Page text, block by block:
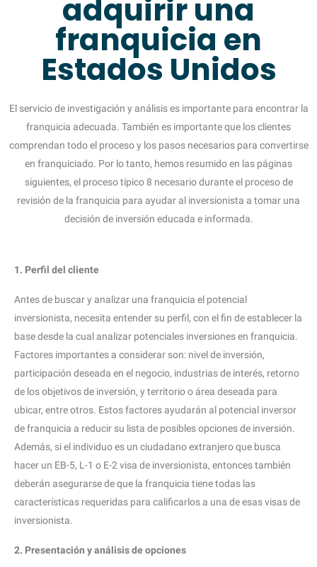
adquirir una
franquicia en
Estados Unidos
El servicio de investigación y análisis es importante para encontrar la
franquicia adecuada. También es importante que los clientes
comprendan todo el proceso y los pasos necesarios para convertirse
en franquiciado. Por lo tanto, hemos resumido en las páginas
siguientes, el proceso típico 8 necesario durante el proceso de
revisión de la franquicia para ayudar al inversionista a tomar una
decisión de inversión educada e informada.
1. Perfil del cliente
Antes de buscar y analizar una franquicia el potencial
inversionista, necesita entender su perfil, con el fin de establecer la
base desde la cual analizar potenciales inversiones en franquicia.
Factores importantes a considerar son: nivel de inversión,
participación deseada en el negocio, industrias de interés, retorno
de los objetivos de inversión, y territorio o área deseada para
ubicar, entre otros. Estos factores ayudarán al potencial inversor
de franquicia a reducir su lista de posibles opciones de inversión.
Además, si el individuo es un ciudadano extranjero que busca
hacer un EB-5, L-1 o E-2 visa de inversionista, entonces también
deberán asegurarse de que la franquicia tiene todas las
características requeridas para calificarlos a una de esas visas de
inversionista.
2. Presentación y análisis de opciones